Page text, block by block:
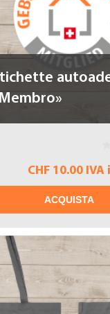
CHF 10.00 IVA
ACQUISTA